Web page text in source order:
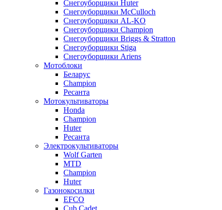
Снегоуборщики Huter
Снегоуборщики McCulloch
Снегоуборщики AL-KO
Снегоуборщики Champion
Снегоуборщики Briggs & Stratton
Снегоуборщики Stiga
Снегоуборщики Ariens
Мотоблоки
Беларус
Champion
Ресанта
Мотокультиваторы
Honda
Champion
Huter
Ресанта
Электрокультиваторы
Wolf Garten
MTD
Champion
Huter
Газонокосилки
EFCO
Cub Cadet